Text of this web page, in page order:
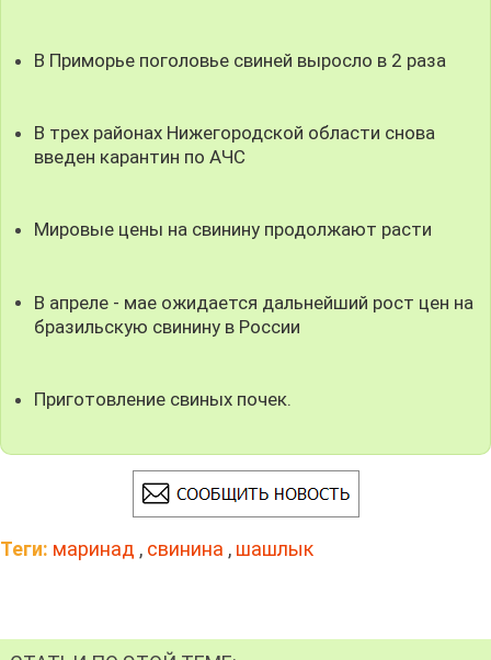
В Приморье поголовье свиней выросло в 2 раза
В трех районах Нижегородской области снова
введен карантин по АЧС
Мировые цены на свинину продолжают расти
В апреле - мае ожидается дальнейший рост цен на
бразильскую свинину в России
Приготовление свиных почек.
Теги: маринад , свинина , шашлык